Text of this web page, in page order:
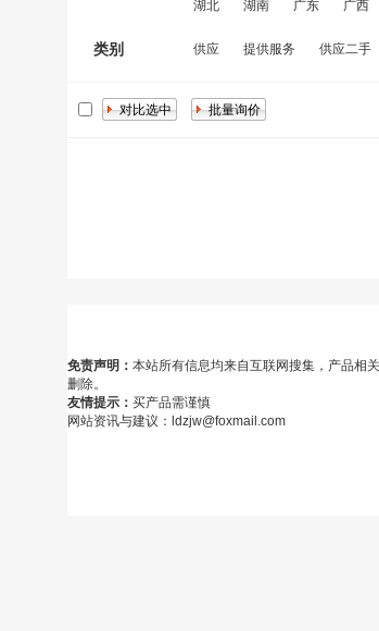
湖北
湖南 广东 广西
类别 供应 提供服务 供应二手
免责声明： 本站所有信息均来自互联网搜集，产品相
删除。
友情提示： 买产品需谨慎
网站资讯与建议：ldzjw@foxmail.com